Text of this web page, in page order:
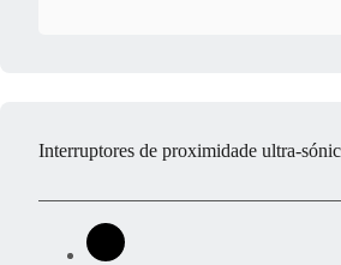
Interruptores de proximidade ultra-